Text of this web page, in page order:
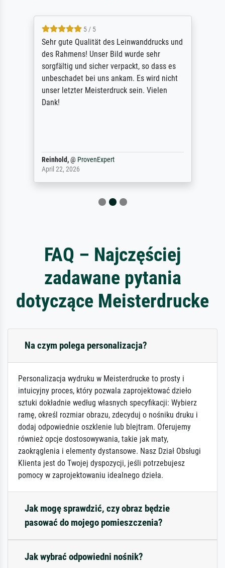
5 / 5
Sehr gute Qualität des Leinwanddrucks und
des Rahmens! Unser Bild wurde sehr
sorgfältig und sicher verpackt, so dass es
unbeschadet bei uns ankam. Es wird nicht
unser letzter Meisterdruck sein. Vielen
Dank!
Reinhold,@ ProvenExpert
April 22, 2026
FAQ – Najczęściej
zadawane pytania
dotyczące Meisterdrucke
Na czym polega personalizacja?
Personalizacja wydruku w Meisterdrucke to prosty i
intuicyjny proces, który pozwala zaprojektować dzieło
sztuki dokładnie według własnych specyfikacji: Wybierz
ramę, określ rozmiar obrazu, zdecyduj o nośniku druku i
dodaj odpowiednie oszklenie lub blejtram. Oferujemy
również opcje dostosowywania, takie jak maty,
zaokrąglenia i elementy dystansowe. Nasz Dział Obsługi
Klienta jest do Twojej dyspozycji, jeśli potrzebujesz
pomocy w zaprojektowaniu idealnego dzieła.
Jak mogę sprawdzić, czy obraz będzie
pasować do mojego pomieszczenia?
Jak wybrać odpowiedni nośnik?